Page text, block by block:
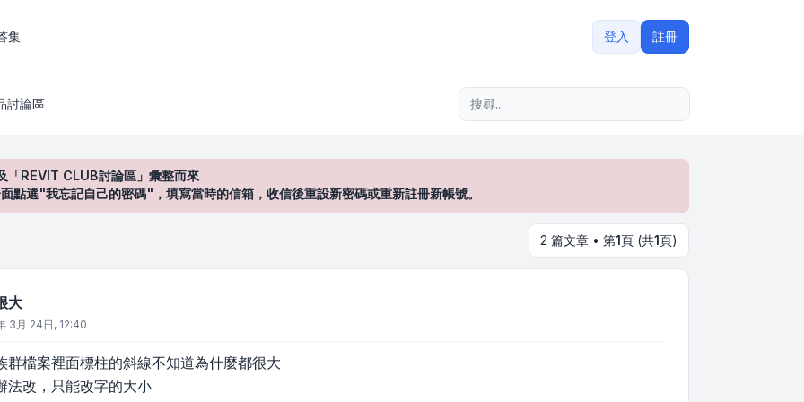
集 登入 註冊
討論區
REVIT CLUB討論區」彙整而來
選"我忘記自己的密碼"，填寫當時的信箱，收信後重設新密碼或重新註冊新帳號。
2 篇文章 • 第1頁 (共1頁)
大
3月 24日, 12:40
群檔案裡面標柱的斜線不知道為什麼都很大
法改，只能改字的大小